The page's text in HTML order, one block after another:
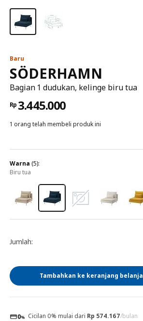
Baru
SÖDERHAMN
Bagian 1 dudukan, kelinge biru tua
Rp 3.445.000
1 orang telah membeli produk ini
warna (5):
biru tua
Jumlah:
Tambahkan ke keranjang belanja
Cicilan 0% mulai dari Rp 574.167/bulan